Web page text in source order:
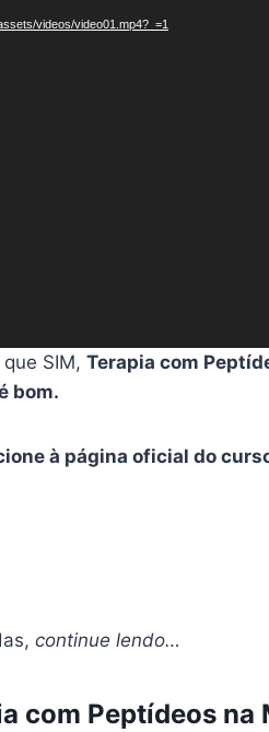
videos/video01.mp4?_=1
SIM, Terapia com
bom.
à página oficial do
continue lendo…
com Peptídeos na